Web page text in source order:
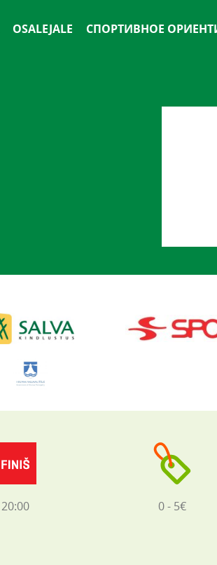
OSALEJALE СПОРТИВНОЕ
20:00 0 - 5€